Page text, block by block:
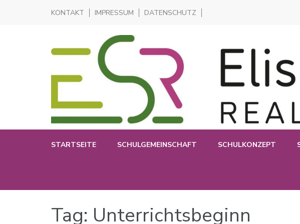
KONTAKT IMPRESSUM DATENSCHUTZ
Elisabeth-Selbert-Realschule Esslingen
STARTSEITE SCHULGEMEINSCHAFT SCHULKONZEPT
Tag: Unterrichtsbeginn